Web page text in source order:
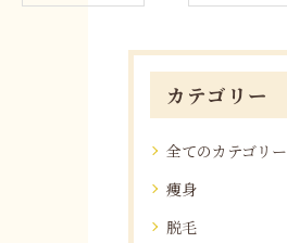
カテゴリー
全てのカテゴリー
痩身
脱毛